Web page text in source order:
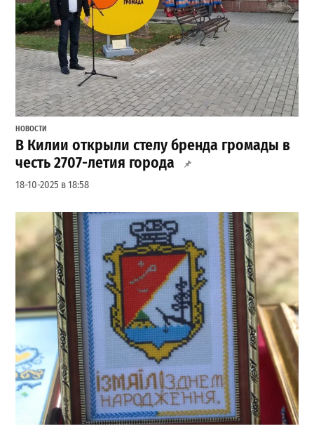
НОВОСТИ
В Килии открыли стелу бренда громады в
честь 2707-летия города
18-10-2025 в 18:58